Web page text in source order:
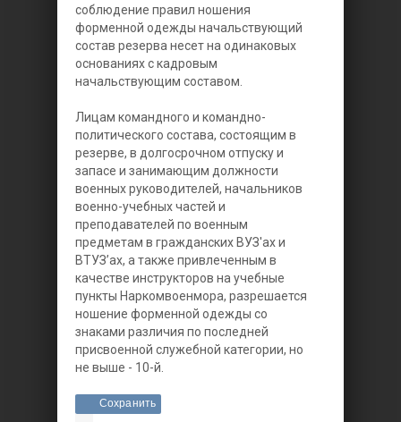
соблюдение правил ношения
форменной одежды начальствующий
состав резерва несет на одинаковых
основаниях с кадровым
начальствующим составом.
Лицам командного и командно-
политического состава, состоящим в
резерве, в долгосрочном отпуску и
запасе и занимающим должности
военных руководителей, начальников
военно-учебных частей и
преподавателей по военным
предметам в гражданских ВУЗ'ах и
ВТУЗ’ах, а также привлеченным в
качестве инструкторов на учебные
пункты Наркомвоенмора, разрешается
ношение форменной одежды со
знаками различия по последней
присвоенной служебной категории, но
не выше - 10-й.
Сохранить